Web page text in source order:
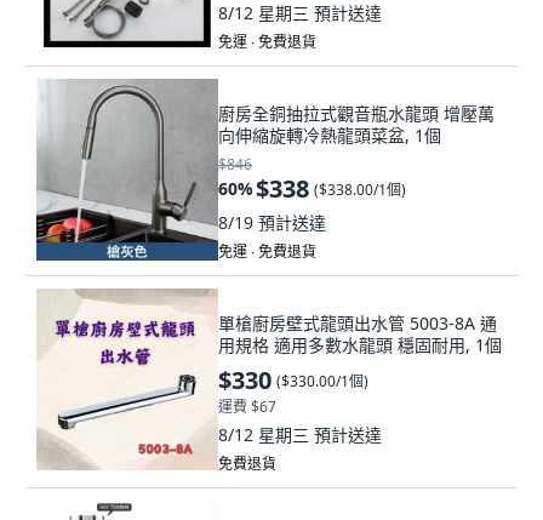
8/12 星期三 預計送達
免運 ∙ 免費退貨
廚房全銅抽拉式觀音瓶水龍頭 增壓萬
向伸縮旋轉冷熱龍頭菜盆, 1個
$846
60%$338 ($338.00/1個)
8/19 預計送達
免運 ∙ 免費退貨
單槍廚房壁式龍頭出水管 5003-8A 通
用規格 適用多數水龍頭 穩固耐用, 1個
$330 ($330.00/1個)
運費 $67
8/12 星期三 預計送達
免費退貨